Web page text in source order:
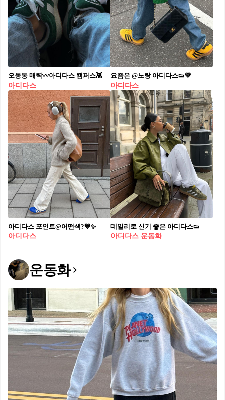
오동통 매력〰️아디다스 캠퍼스👾​
아디다스
요즘은 @노랑 아디다스👟💛
아디다스
아디다스 포인트@어떤색?💙✨
아디다스
데일리로 신기 좋은 아디다스👟
아디다스 운동화
운동화